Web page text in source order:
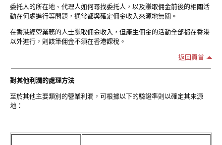
委托人的所在地、代理人如何尋找委托人，以及賺取佣金前後的相關活
動在何處進行等問題，通常都與確定佣金收入來源地無關。
在香港經營業務的人士賺取佣金收入，但產生佣金的活動全部都在香港
以外進行，則該筆佣金不須在香港課稅。
返回頁首
對其他利潤的處理方法
至於其他主要類別的營業利潤，可根據以下的驗證準則以確定其來源
地：